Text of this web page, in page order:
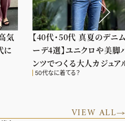
気
に
【40代・50代 真夏のデニ
ーデ4選】ユニクロや美脚
ンツでつくる大人カジュア
50代なに着てる？
VIEW ALL